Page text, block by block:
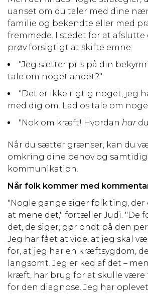
uanset om du taler med dine
familie og bekendte eller med
fremmede. I stedet for at afslutte
prøv forsigtigt at skifte emne:
"Jeg sætter pris på din
tale om noget andet?"
"Det er ikke rigtig noget, jeg
med dig om. Lad os tale om
"Nok om kræft! Hvordan har
Når du sætter grænser, kan du
omkring dine behov og samtidig
kommunikation.
Når folk kommer med
"Nogle gange siger folk ting, der
at mene det," fortæller Judi. "De
det, de siger, gør ondt på den
Jeg har fået at vide, at jeg skal
for, at jeg har en kræftsygdom,
langsomt. Jeg er ked af det –
kræft, har brug for at skulle være
for den diagnose. Jeg har